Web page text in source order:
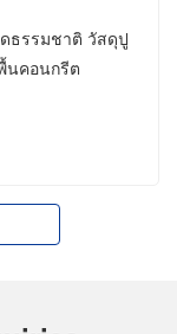
ธรรมชาติ วัสดุปู
นคอนกรีต